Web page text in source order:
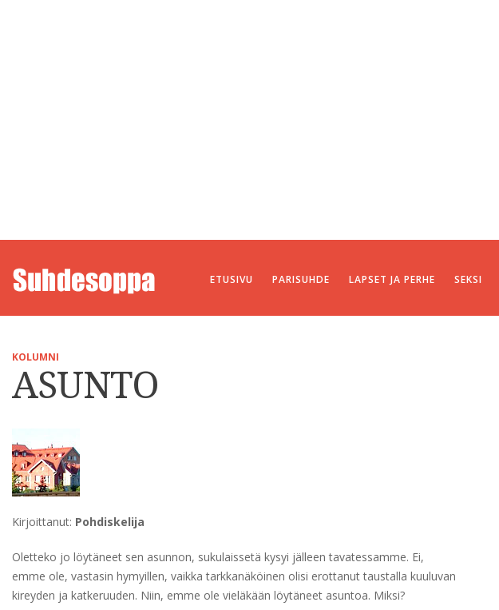
ETUSIVU PARISUHDE LAPSET JA PERHE SEKSI
KOLUMNI
ASUNTO
Kirjoittanut: Pohdiskelija
Oletteko jo löytäneet sen asunnon, sukulaissetä kysyi jälleen tavatessamme. Ei,
emme ole, vastasin hymyillen, vaikka tarkkanäköinen olisi erottanut taustalla kuuluvan
kireyden ja katkeruuden. Niin, emme ole vieläkään löytäneet asuntoa. Miksi?